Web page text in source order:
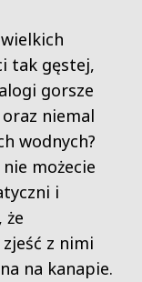
tak gęstej,
gorsze
oraz niemal
wodnych?
możecie
i
że
z nimi
na kanapie.